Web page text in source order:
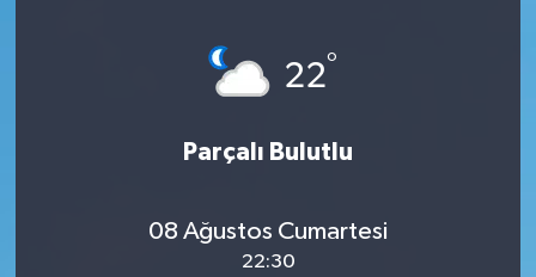
22°
Parçalı Bulutlu
08 Ağustos Cumartesi
22:30